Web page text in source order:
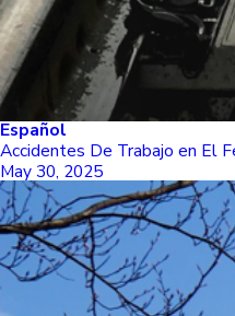
Español
Accidentes De Trabajo en El
May 30, 2025